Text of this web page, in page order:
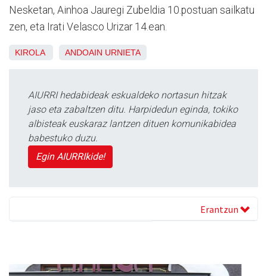
Nesketan, Ainhoa Jauregi Zubeldia 10.postuan sailkatu
zen, eta Irati Velasco Urizar 14.ean.
KIROLA ANDOAIN URNIETA
AIURRI hedabideak eskualdeko nortasun hitzak
jaso eta zabaltzen ditu. Harpidedun eginda, tokiko
albisteak euskaraz lantzen dituen komunikabidea
babestuko duzu.
Egin AIURRIkide!
Erantzun